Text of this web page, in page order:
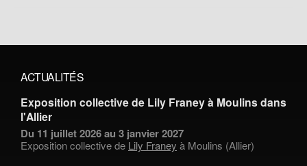
ACTUALITÉS
Exposition collective de Lily Franey à Moulins dans
l'Allier
Du 11 juillet 2026 au 3 janvier 2027
Exposition collective de Lily Franey à Moulins (Allier)